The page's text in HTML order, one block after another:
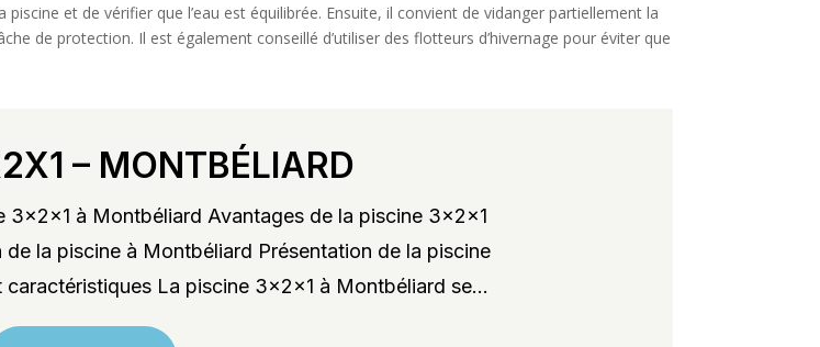
et de vérifier que l’eau est équilibrée. Ensuite, il convient de vidanger partiellement la
de protection. Il est également conseillé d’utiliser des flotteurs d’hivernage pour éviter que
– MONTBÉLIARD
3x2x1 à Montbéliard Avantages de la piscine 3x2x1
la piscine à Montbéliard Présentation de la piscine
La piscine 3x2x1 à Montbéliard se...